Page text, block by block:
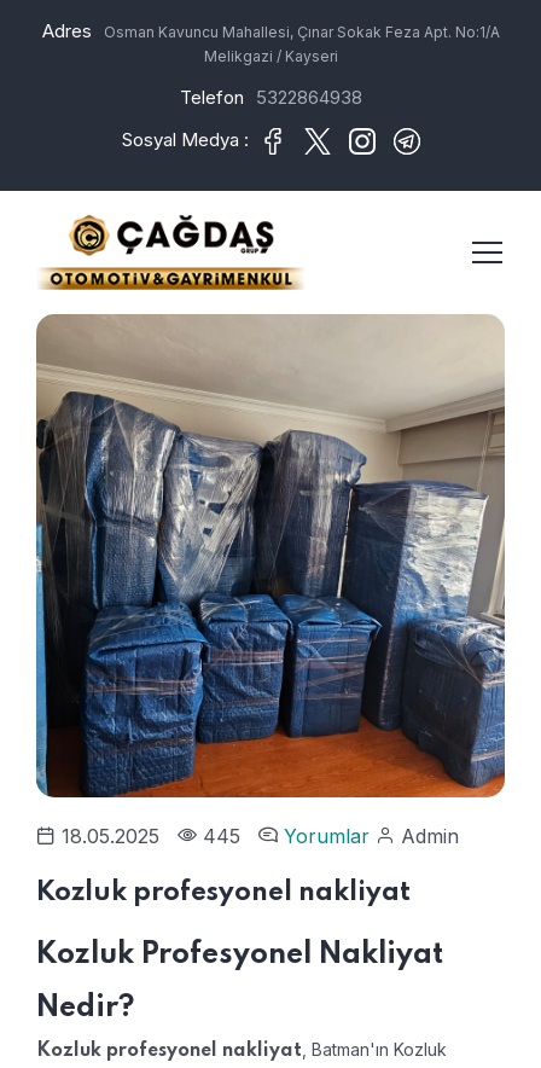
Adres
Osman Kavuncu Mahallesi, Çınar Sokak Feza Apt. No:1/A
Melikgazi / Kayseri
Telefon
5322864938
Sosyal Medya :
18.05.2025 445 Yorumlar Admin
Kozluk profesyonel nakliyat
Kozluk Profesyonel Nakliyat
Nedir?
Kozluk profesyonel nakliyat , Batman'ın Kozluk